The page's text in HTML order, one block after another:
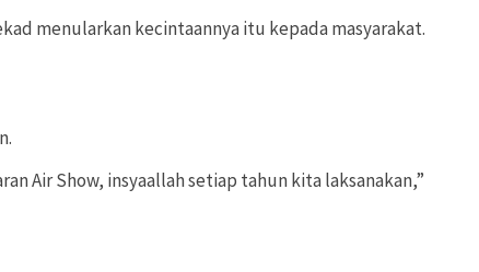
menularkan kecintaannya itu kepada masyarakat.
Air Show, insyaallah setiap tahun kita laksanakan,”